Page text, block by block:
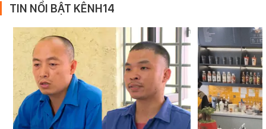
TIN NỔI BẬT KÊNH14